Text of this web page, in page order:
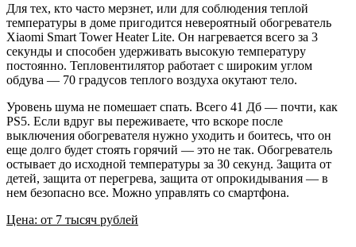
Для тех, кто часто мерзнет, или для соблюдения теплой
температуры в доме пригодится невероятный обогреватель
Xiaomi Smart Tower Heater Lite. Он нагревается всего за 3
секунды и способен удерживать высокую температуру
постоянно. Тепловентилятор работает с широким углом
обдува — 70 градусов теплого воздуха окутают тело.
Уровень шума не помешает спать. Всего 41 Дб — почти, как
PS5. Если вдруг вы переживаете, что вскоре после
выключения обогревателя нужно уходить и боитесь, что он
еще долго будет стоять горячий — это не так. Обогреватель
остывает до исходной температуры за 30 секунд. Защита от
детей, защита от перегрева, защита от опрокидывания — в
нем безопасно все. Можно управлять со смартфона.
Цена: от 7 тысяч рублей